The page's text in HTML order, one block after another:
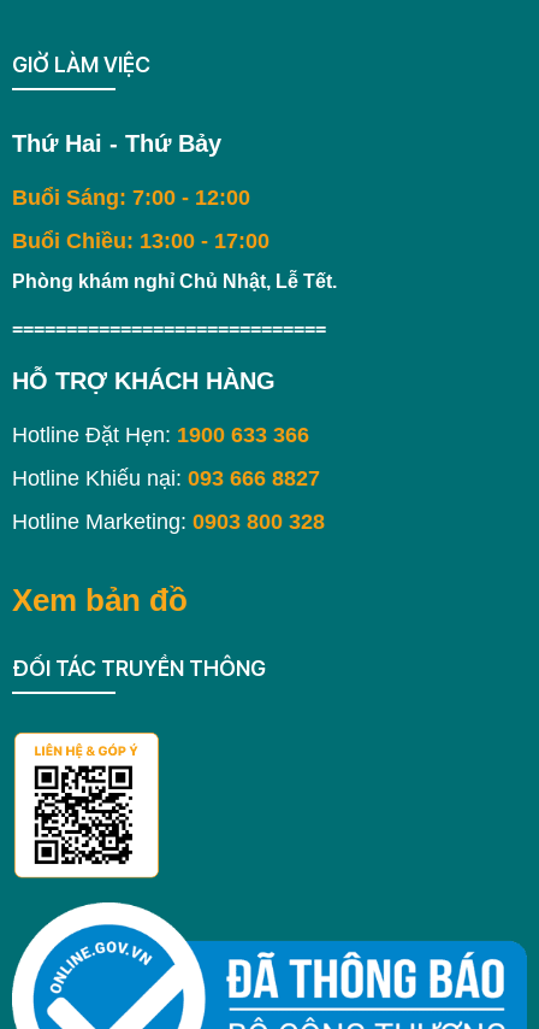
GIỜ LÀM VIỆC
Thứ Hai - Thứ Bảy
Buổi Sáng: 7:00 - 12:00
Buổi Chiều: 13:00 - 17:00
Phòng khám nghỉ Chủ Nhật, Lễ Tết.
=============================
HỖ TRỢ KHÁCH HÀNG
Hotline Đặt Hẹn: 1900 633 366
Hotline Khiếu nại: 093 666 8827
Hotline Marketing: 0903 800 328
Xem bản đồ
ĐỐI TÁC TRUYỀN THÔNG